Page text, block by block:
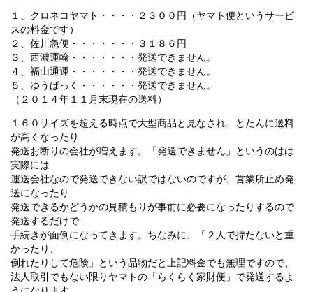
１、クロネコヤマト・・・・２３００円（ヤマト便というサービ
スの料金です）
２、佐川急便・・・・・・・３１８６円
３、西濃運輸・・・・・・・発送できません。
４、福山通運・・・・・・・発送できません。
５、ゆうぱっく・・・・・・発送できません。
（２０１４年１１月末現在の送料）
１６０サイズを超える時点で大型商品と見なされ、とたんに送料
が高くなったり
発送お断りの会社が増えます。「発送できません」というのはは
実際には
運送会社なので発送できない訳ではないのですが、営業所止め発
送になったり
発送できるかどうかの見積もりが事前に必要になったりするので
発送するだけで
手続きが面倒になってきます。ちなみに、「２人で持たないと重
かったり、
倒れたりして危険」という品物だと上記料金でも無理ですので、
法人取引でもない限りヤマトの「らくらく家財便」で発送するよ